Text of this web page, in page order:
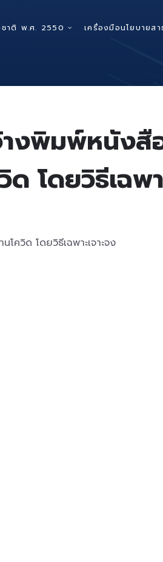
าติ พ.ศ. 2550 เครื่องมือนโยบายส
างพิมพ์หนัง
โดยวิธีเฉพา
ควิด โดยวิธีเฉพาะเจาะจง